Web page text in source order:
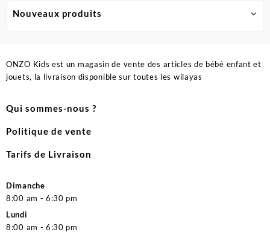
Nouveaux produits
ONZO Kids est un magasin de vente des articles de bébé enfant et
jouets, la livraison disponible sur toutes les wilayas
Qui sommes-nous ?
Politique de vente
Tarifs de Livraison
Dimanche
8:00 am - 6:30 pm
Lundi
8:00 am - 6:30 pm